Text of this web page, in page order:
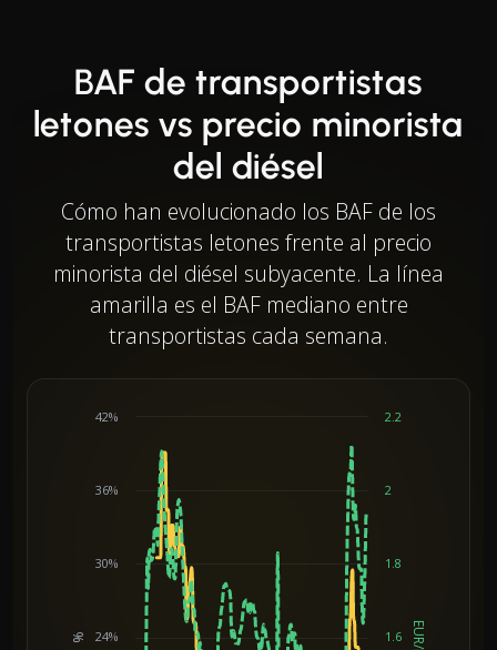
BAF de transportistas
letones vs precio minorista
del diésel
Cómo han evolucionado los BAF de los
transportistas letones frente al precio
minorista del diésel subyacente. La línea
amarilla es el BAF mediano entre
transportistas cada semana.
% EUR/L
24%
30%
36%
42%
1.6
1.8
2
2.2